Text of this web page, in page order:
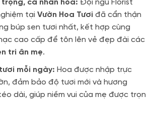
cá nhân hóa: Đội ngũ Florist
tại Vườn Hoa Tươi đã cẩn thận
búp sen tươi nhất, kết hợp cùng
cao cấp để tôn lên vẻ đẹp đài các
tri ân mẹ.
mỗi ngày: Hoa được nhập trực
đảm bảo độ tươi mới và hương
dài, giúp niềm vui của mẹ được trọn